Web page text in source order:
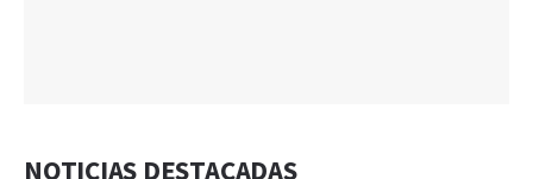
NOTICIAS DESTACADAS